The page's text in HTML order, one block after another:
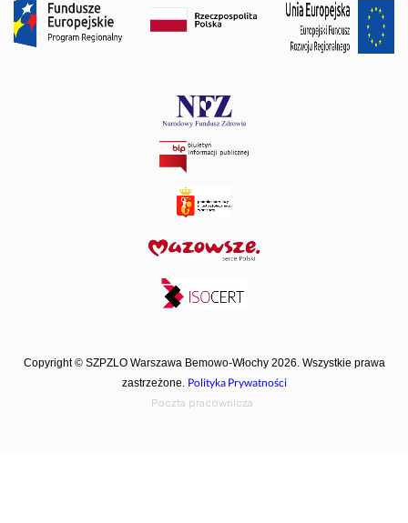
Copyright © SZPZLO Warszawa Bemowo-Włochy 2026. Wszystkie prawa
zastrzeżone. Polityka Prywatności
Poczta pracownicza